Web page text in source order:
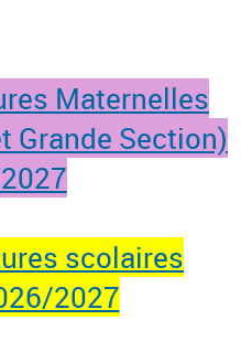
Maternelles
Grande Section)
scolaires
2027